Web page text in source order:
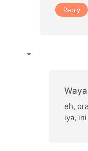
Reply
eh,
iya,